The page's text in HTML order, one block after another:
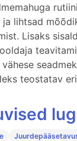
lihtsad
Lisaks
teostatav